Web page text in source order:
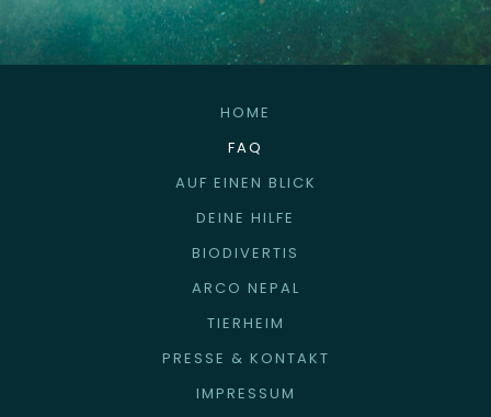
HOME
FAQ
AUF EINEN BLICK
DEINE HILFE
BIODIVERTIS
ARCO NEPAL
TIERHEIM
PRESSE & KONTAKT
IMPRESSUM